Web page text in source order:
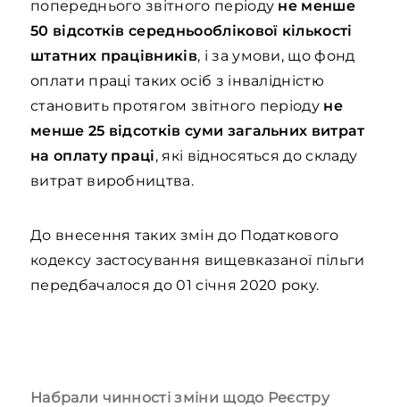
попереднього звітного періоду не менше
50 відсотків середньооблікової кількості
штатних працівників, і за умови, що фонд
оплати праці таких осіб з інвалідністю
становить протягом звітного періоду не
менше 25 відсотків суми загальних витрат
на оплату праці, які відносяться до складу
витрат виробництва.
До внесення таких змін до Податкового
кодексу застосування вищевказаної пільги
передбачалося до 01 січня 2020 року.
Набрали чинності зміни щодо Реєстру